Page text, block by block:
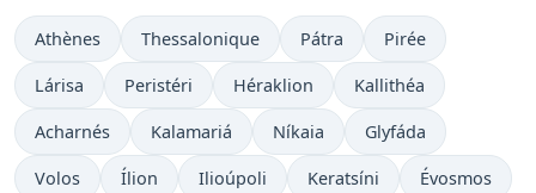
Athènes Thessalonique Pátra Pirée
Lárisa Peristéri Héraklion Kallithéa
Acharnés Kalamariá Níkaia Glyfáda
Volos Ílion Ilioúpoli Keratsíni Évosmos